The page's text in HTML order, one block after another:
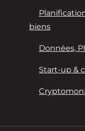
biens
Données,
Start-up &